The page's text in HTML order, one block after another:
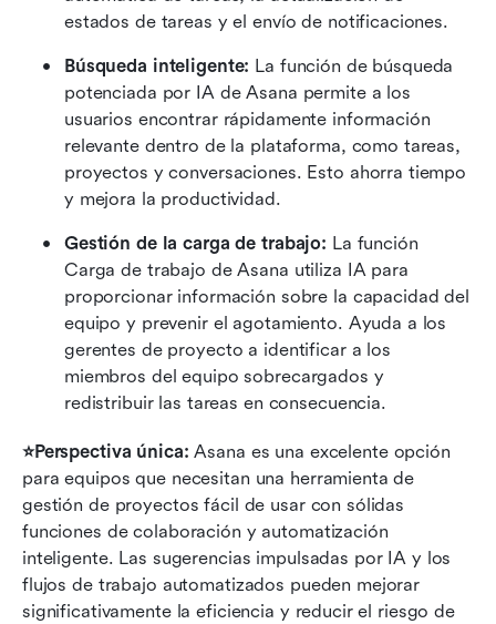
estados de tareas y el envío de notificaciones.
Búsqueda inteligente: La función de búsqueda
potenciada por IA de Asana permite a los
usuarios encontrar rápidamente información
relevante dentro de la plataforma, como tareas,
proyectos y conversaciones. Esto ahorra tiempo
y mejora la productividad.
Gestión de la carga de trabajo: La función
Carga de trabajo de Asana utiliza IA para
proporcionar información sobre la capacidad del
equipo y prevenir el agotamiento. Ayuda a los
gerentes de proyecto a identificar a los
miembros del equipo sobrecargados y
redistribuir las tareas en consecuencia.
⭐Perspectiva única: Asana es una excelente opción
para equipos que necesitan una herramienta de
gestión de proyectos fácil de usar con sólidas
funciones de colaboración y automatización
inteligente. Las sugerencias impulsadas por IA y los
flujos de trabajo automatizados pueden mejorar
significativamente la eficiencia y reducir el riesgo de